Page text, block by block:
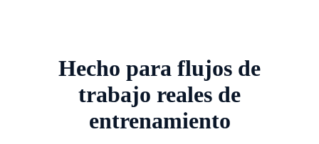
Hecho para flujos de
trabajo reales de
entrenamiento